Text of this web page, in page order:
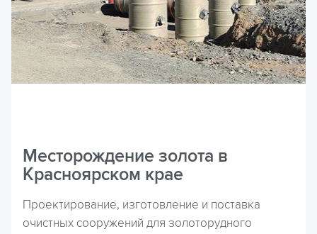
Месторождение золота в
Красноярском крае
Проектирование, изготовление и поставка
очистных сооружений для золоторудного